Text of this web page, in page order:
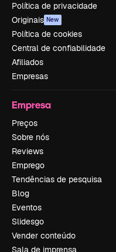
Política de privacidade
Originais New
Política de cookies
Central de confiabilidade
Afiliados
Empresas
Empresa
Preços
Sobre nós
Reviews
Emprego
Tendências de pesquisa
Blog
Eventos
Slidesgo
Vender conteúdo
Sala de imprensa